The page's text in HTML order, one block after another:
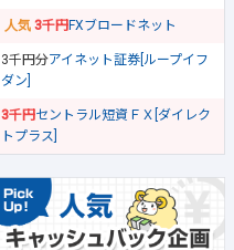
3千円FXブロードネット
3千円分アイネット証券[ループイフ
ダン]
3千円セントラル短資ＦＸ[ダイレク
トプラス]